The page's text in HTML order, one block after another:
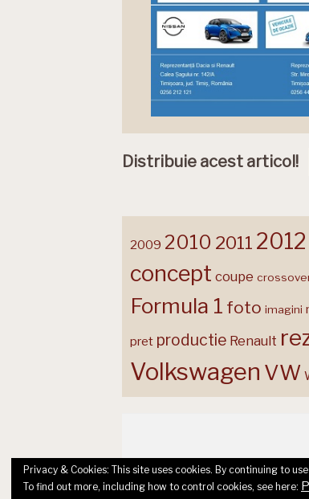
Distribuie acest articol!
2009 2010 2011 2012
concept coupe
Formula 1 foto imagini
pret productie Renault
Volkswagen VW
Privacy & Cookies: This site uses cookies. By continuing to
To find out more, including how to control cookies, see here: